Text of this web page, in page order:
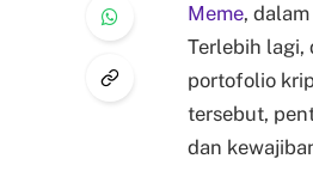
Meme,
Terlebih lagi,
portofolio
tersebut,
dan